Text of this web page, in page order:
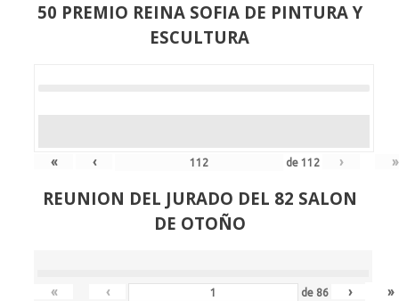
50 PREMIO REINA SOFIA DE PINTURA Y
ESCULTURA
« ‹ de112 › »
REUNION DEL JURADO DEL 82 SALON
DE OTOÑO
« ‹ de 86 › »